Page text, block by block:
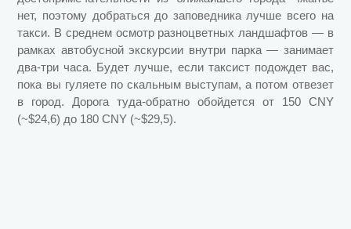
нет, поэтому добраться до заповедника лучше всего на
такси. В среднем осмотр разноцветных ландшафтов — в
рамках автобусной экскурсии внутри парка — занимает
два-три часа. Будет лучше, если таксист подождет вас,
пока вы гуляете по скальным выступам, а потом отвезет
в город. Дорога туда-обратно обойдется от 150 CNY
(~$24,6) до 180 CNY (~$29,5).